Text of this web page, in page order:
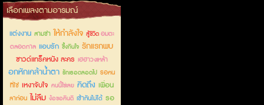
คาเฟ่เด็กลำลูกกา
เลือกเพลงตามอารมณ์
แต่งงาน สามช่า ให้กำลังใจ สู้ชีวิตอมตะ
ตลอดกาล แอบรัก ซึ้งกินใจ รักแรกพบ
ซาวด์แทร็คหนัง ละคร เฮฮาวงเหล้า
อกหักเคล้าน้ำตา รักเธอตลอดไป รอคน
ที่ใช่ เหงาจับใจ คนนี้ใช่เลย คิดถึง เพื่อน
ลาก่อน ไม่ลืม ง้อขอคืนดี เข้ากันไม่ได้ รอ